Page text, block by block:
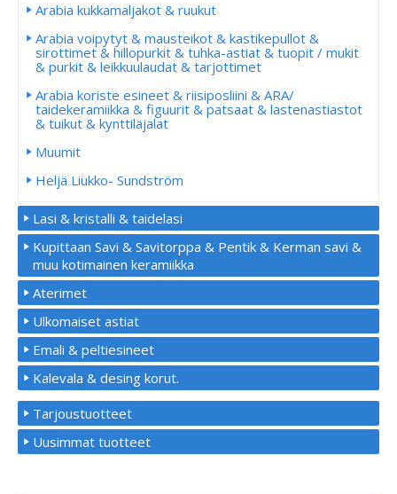
Arabia kukkamaljakot & ruukut
Arabia voipytyt & mausteikot & kastikepullot &
sirottimet & hillopurkit & tuhka-astiat & tuopit / mukit
& purkit & leikkuulaudat & tarjottimet
Arabia koriste esineet & riisiposliini & ARA/
taidekeramiikka & figuurit & patsaat & lastenastiastot
& tuikut & kynttiläjalat
Muumit
Heljä Liukko- Sundström
Lasi & kristalli & taidelasi
Kupittaan Savi & Savitorppa & Pentik & Kerman savi &
muu kotimainen keramiikka
Aterimet
Ulkomaiset astiat
Emali & peltiesineet
Kalevala & desing korut.
Tarjoustuotteet
Uusimmat tuotteet